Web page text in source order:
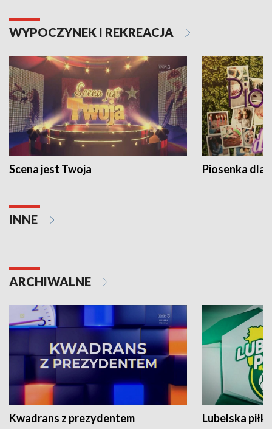
WYPOCZYNEK I REKREACJA
Scena jest Twoja Piosenka dla
INNE
ARCHIWALNE
Kwadrans z prezydentem Lubelska piłka